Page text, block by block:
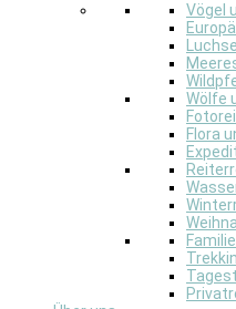
Vögel
Luchse
Wölfe
Flora